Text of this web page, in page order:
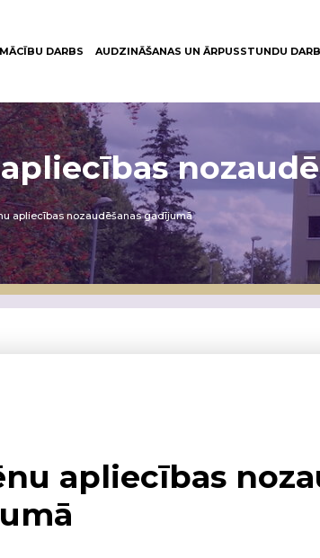
MĀCĪBU DARBS AUDZINĀŠANAS UN ĀRPUSSTUNDU
apliecības nozaudēšanas gadījumā
apliecības